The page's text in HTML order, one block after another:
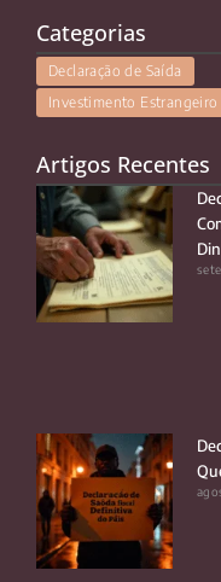
Categorias
Declaração de Saída
Investimento Estrangeiro
Artigos Recentes